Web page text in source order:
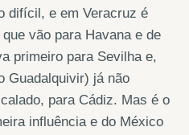
difícil, e em Veracruz é
vão para Havana e de
primeiro para Sevilha e,
Guadalquivir) já não
para Cádiz. Mas é o
influência e do México